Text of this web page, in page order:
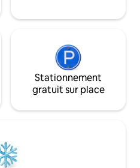
Stationnement
gratuit sur place